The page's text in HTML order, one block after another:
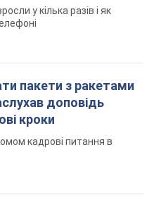
у кілька разів і як
пакети з ракетами
доповідь
кроки
кадрові питання в